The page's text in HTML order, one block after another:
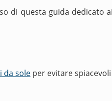
questa guida dedicato
da sole per evitare